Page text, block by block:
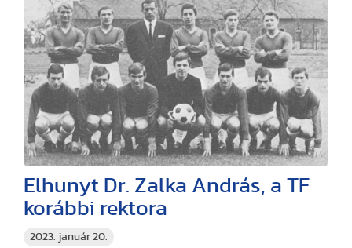
2023. január 20.
Elhunyt Dr. Zalka András, a TF
korábbi rektora